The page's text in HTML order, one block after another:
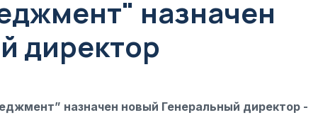
назначен
директор
назначен новый Генеральный директор -